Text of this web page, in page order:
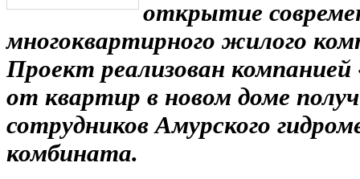
открытие
многоквартирного жилого
Проект реализован
от квартир в новом доме
сотрудников Амурского
комбината.